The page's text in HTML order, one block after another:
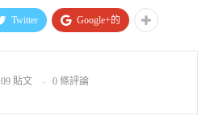
Twitter Google+的
貼文 0 條評論